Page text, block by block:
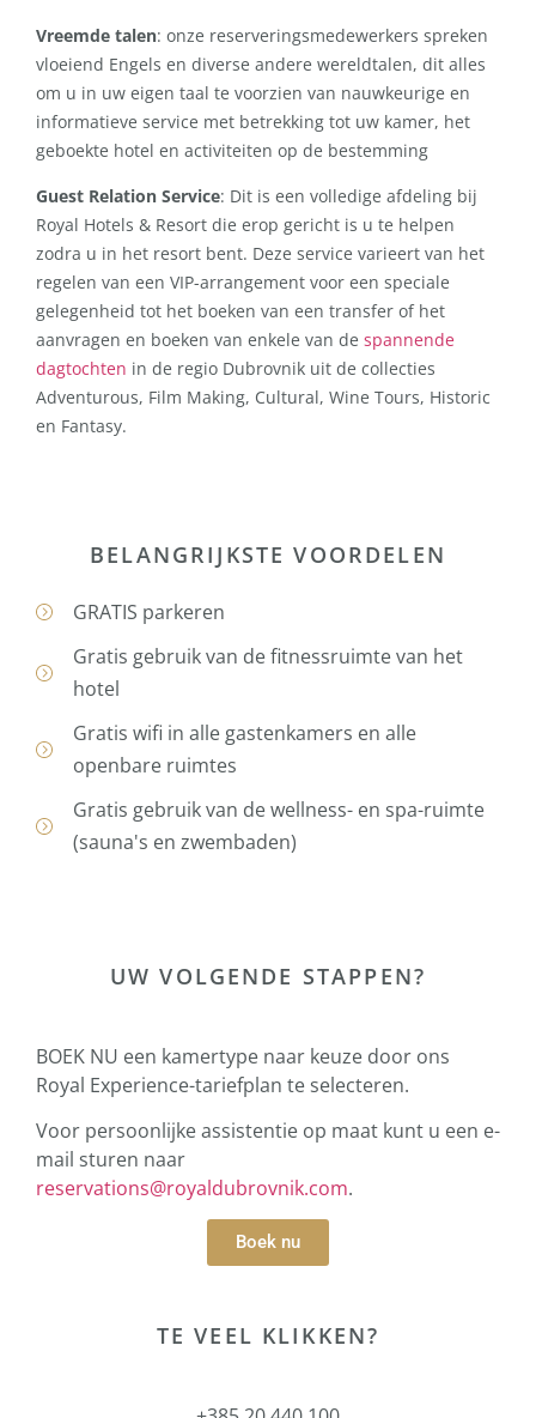
Vreemde talen: onze reserveringsmedewerkers spreken
vloeiend Engels en diverse andere wereldtalen, dit alles
om u in uw eigen taal te voorzien van nauwkeurige en
informatieve service met betrekking tot uw kamer, het
geboekte hotel en activiteiten op de bestemming
Guest Relation Service: Dit is een volledige afdeling bij
Royal Hotels & Resort die erop gericht is u te helpen
zodra u in het resort bent. Deze service varieert van het
regelen van een VIP-arrangement voor een speciale
gelegenheid tot het boeken van een transfer of het
aanvragen en boeken van enkele van de spannende
dagtochten in de regio Dubrovnik uit de collecties
Adventurous, Film Making, Cultural, Wine Tours, Historic
en Fantasy.
BELANGRIJKSTE VOORDELEN
GRATIS parkeren
Gratis gebruik van de fitnessruimte van het
hotel
Gratis wifi in alle gastenkamers en alle
openbare ruimtes
Gratis gebruik van de wellness- en spa-ruimte
(sauna's en zwembaden)
UW VOLGENDE STAPPEN?
BOEK NU een kamertype naar keuze door ons
Royal Experience-tariefplan te selecteren.
Voor persoonlijke assistentie op maat kunt u een e-
mail sturen naar
reservations@royaldubrovnik.com.
Boek nu
TE VEEL KLIKKEN?